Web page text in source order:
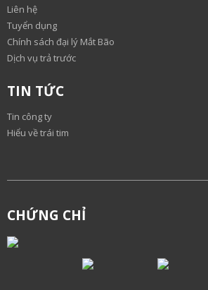
TIN TỨC
Liên hệ
Tuyển dụng
Chính sách đại lý Mắt Bão
Dịch vụ trả trước
Tin công ty
Hiểu về trái tim
CHỨNG CHỈ